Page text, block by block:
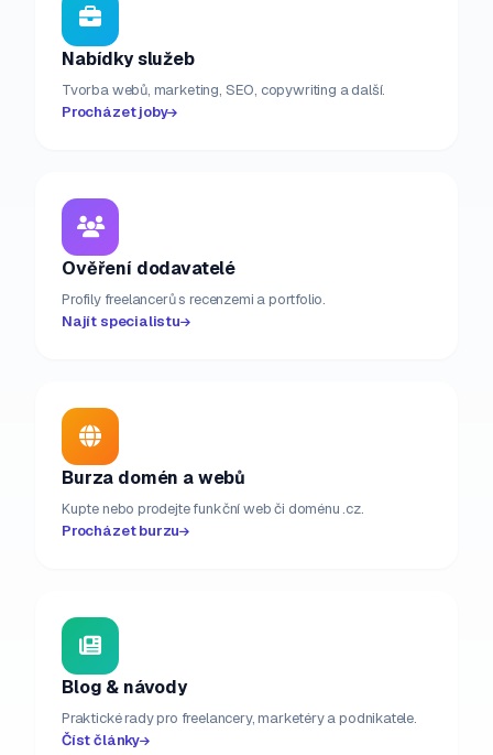
Nabídky služeb
Tvorba webů, marketing, SEO, copywriting a další.
Procházet joby
Ověření dodavatelé
Profily freelancerů s recenzemi a portfolio.
Najít specialistu
Burza domén a webů
Kupte nebo prodejte funkční web či doménu .cz.
Procházet burzu
Blog & návody
Praktické rady pro freelancery, marketéry a podnikatele.
Číst články